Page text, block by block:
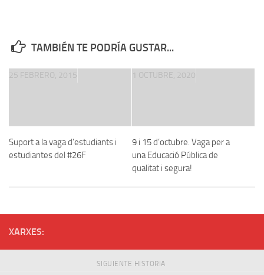
TAMBIÉN TE PODRÍA GUSTAR...
Suport a la vaga d’estudiants i
estudiantes del #26F
25 FEBRERO, 2015
9 i 15 d’octubre. Vaga per a
una Educació Pública de
qualitat i segura!
1 OCTUBRE, 2020
XARXES:
SIGUIENTE HISTORIA